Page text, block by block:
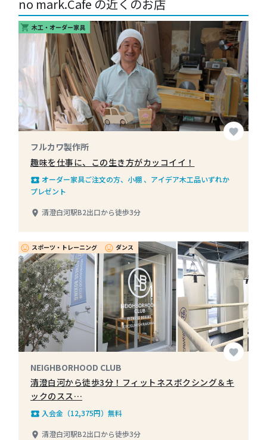
no mark.Cafe の近くのお店
shopping_cart 木工・オーダー家具
favorite
フルカワ製作所
趣味を仕事に、この生き方がカッコイイ！
local_play オーダー家具ご注文の方、小棚 、アイデア木工品いずれか
プレゼント
place 清澄白河駅B2出口から徒歩3分
insert_emoticon スポーツ・トレーニング insert_emoticon ダンス
favorite
NEIGHBORHOOD CLUB
清澄白河から徒歩3分！フィットネスボクシング＆キ
ックのスス…
local_play 入会金（12,375円）無料
place 清澄白河駅B2出口から徒歩3分